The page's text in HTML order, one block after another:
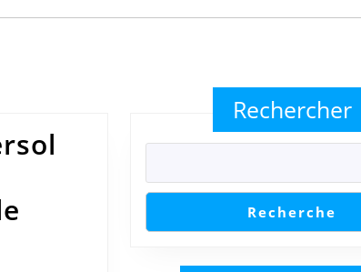
Rechercher
Recherche